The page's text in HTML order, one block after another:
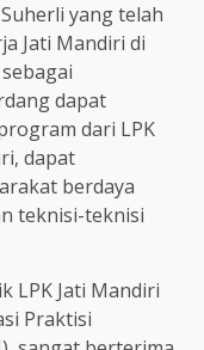
yang telah
Jati Mandiri di
dapat
dari LPK
dapat
berdaya
teknisi-teknisi
LPK Jati Mandiri
Praktisi